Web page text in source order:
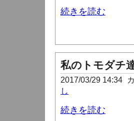
続きを読む
私のトモダチ
2017/03/29 14:34
し
続きを読む